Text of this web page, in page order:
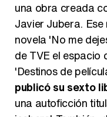
una obra creada
Javier Jubera.
novela 'No me
de TVE el espacio
'Destinos de
publicó su sexto
una autoficción